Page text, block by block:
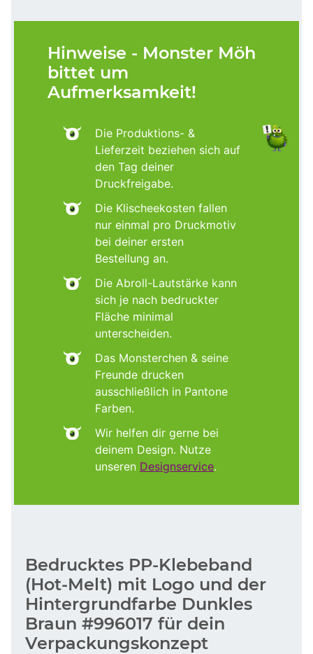
Hinweise - Monster Möh
bittet um
Aufmerksamkeit!
Die Produktions- &
Lieferzeit beziehen sich auf
den Tag deiner
Druckfreigabe.
Die Klischeekosten fallen
nur einmal pro Druckmotiv
bei deiner ersten
Bestellung an.
Die Abroll-Lautstärke kann
sich je nach bedruckter
Fläche minimal
unterscheiden.
Das Monsterchen & seine
Freunde drucken
ausschließlich in Pantone
Farben.
Wir helfen dir gerne bei
deinem Design. Nutze
unseren Designservice.
Bedrucktes PP-Klebeband
(Hot-Melt) mit Logo und der
Hintergrundfarbe Dunkles
Braun #996017 für dein
Verpackungskonzept